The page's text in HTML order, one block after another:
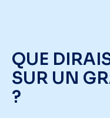
QUE
SUR UN
?